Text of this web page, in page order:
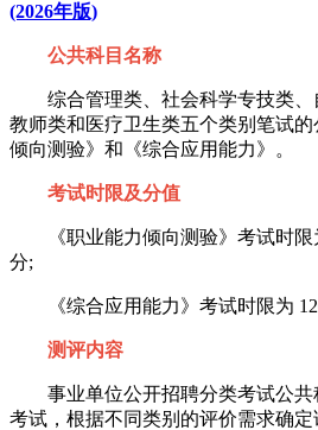
(2026年版)
公共科目名称
综合管理类、社会科学专技类、
教师类和医疗卫生类五个类别笔试
倾向测验》和《综合应用能力》。
考试时限及分值
《职业能力倾向测验》考试时限
分;
《综合应用能力》考试时限为 120
测评内容
事业单位公开招聘分类考试公共
考试，根据不同类别的评价需求确